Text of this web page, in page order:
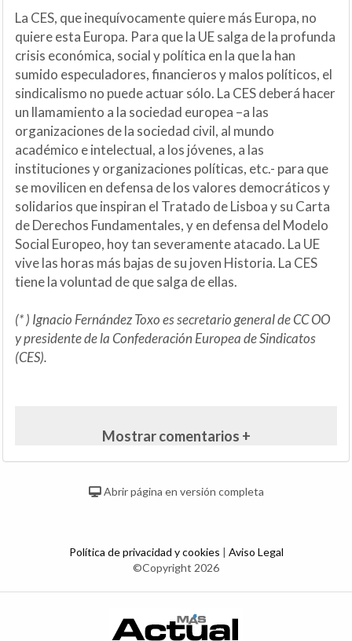
La CES, que inequívocamente quiere más Europa, no
quiere esta Europa. Para que la UE salga de la profunda
crisis económica, social y política en la que la han
sumido especuladores, financieros y malos políticos, el
sindicalismo no puede actuar sólo. La CES deberá hacer
un llamamiento a la sociedad europea –a las
organizaciones de la sociedad civil, al mundo
académico e intelectual, a los jóvenes, a las
instituciones y organizaciones políticas, etc.- para que
se movilicen en defensa de los valores democráticos y
solidarios que inspiran el Tratado de Lisboa y su Carta
de Derechos Fundamentales, y en defensa del Modelo
Social Europeo, hoy tan severamente atacado. La UE
vive las horas más bajas de su joven Historia. La CES
tiene la voluntad de que salga de ellas.
(* ) Ignacio Fernández Toxo es secretario general de CC OO
y presidente de la Confederación Europea de Sindicatos
(CES).
Mostrar comentarios +
Abrir página en versión completa
Política de privacidad y cookies | Aviso Legal
©Copyright 2026